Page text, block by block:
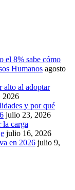
el 8% sabe cómo
Humanos agosto
alto al adoptar
2026
y por qué
julio 23, 2026
la carga
julio 16, 2026
en 2026 julio 9,